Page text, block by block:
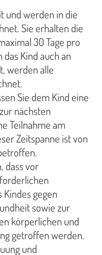
und werden in die
Sie erhalten die
30 Tage pro
Kind auch an
werden alle
Sie dem Kind eine
nächsten
Teilnahme am
Zeitspanne ist von
dass vor
gegen
sowie zur
körperlichen und
getroffen werden.
und